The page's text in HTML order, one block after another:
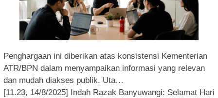
Penghargaan ini diberikan atas konsistensi Kementerian
ATR/BPN dalam menyampaikan informasi yang relevan
dan mudah diakses publik. Uta…
[11.23, 14/8/2025] Indah Razak Banyuwangi: Selamat Hari